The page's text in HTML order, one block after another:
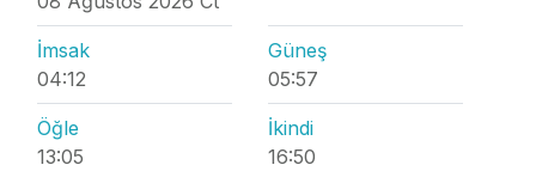
İmsak
04:12
Güneş
05:57
Öğle
13:05
İkindi
16:50